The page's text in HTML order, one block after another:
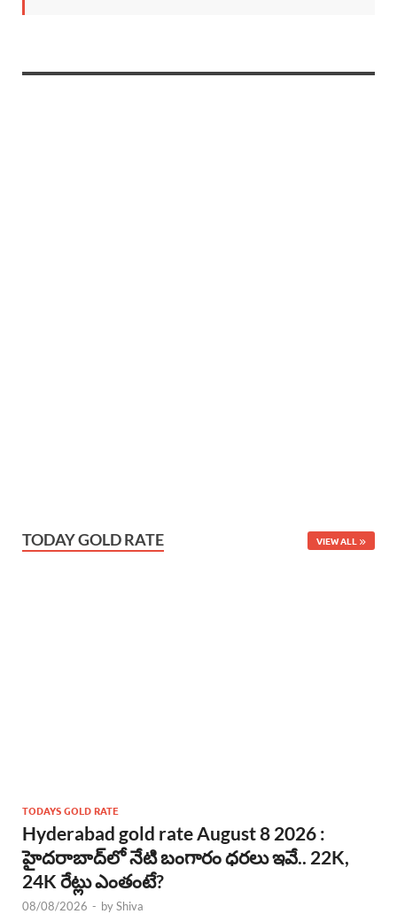
TODAY GOLD RATE VIEW ALL
TODAYS GOLD RATE
Hyderabad gold rate August 8 2026 :
హైదరాబాద్‌లో నేటి బంగారం ధరలు ఇవే.. 22K,
24K రేట్లు ఎంతంటే?
08/08/2026 - byShiva